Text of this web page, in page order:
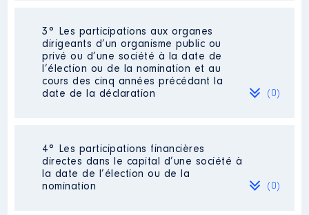
Néant
3° Les participations aux organes
dirigeants d’un organisme public ou
privé ou d’une société à la date de
l’élection ou de la nomination et au
cours des cinq années précédant la
date de la déclaration
(0)
Néant
4° Les participations financières
directes dans le capital d’une société à
la date de l’élection ou de la
nomination
(0)